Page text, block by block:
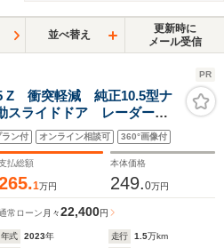
並べ替え
更新時に
メール受信
PR
Z 衝突軽減 純正10.5型ナ
ライドドア レーダーク
シートヒーター ステア
ー ブラインドスポットモ
ラン付 オンライン相談可 360°画像付
払総額
1万円
本体価格
249.0万円
常ローン 月々22,400円
年式 2023年 走行 1.5万km